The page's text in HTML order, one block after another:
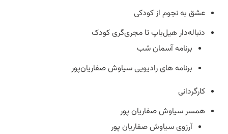
عشق به نجوم از کودکی
دنباله‌دار هیل‌باپ تا مجری‌گری کودک
برنامه آسمان شب
برنامه های رادیویی سیاوش صفاریان‌پور
کارگردانی
همسر سیاوش صفاریان پور
آرزوی سیاوش صفاریان پور